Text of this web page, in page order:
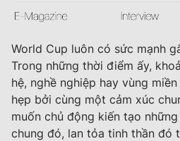
World Cup luôn có sức mạnh
Trong những thời điểm ấy,
hệ, nghề nghiệp hay vùng
hẹp bởi cùng một cảm xúc
muốn chủ động kiến tạo
chung đó, lan tỏa tinh thần đó